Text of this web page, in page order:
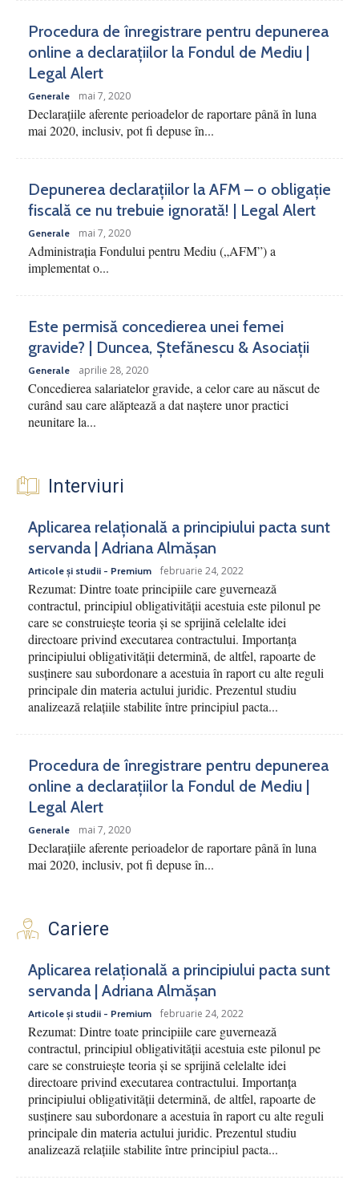
Procedura de înregistrare pentru depunerea
online a declarațiilor la Fondul de Mediu |
Legal Alert
Generale mai 7, 2020
Declarațiile aferente perioadelor de raportare până în luna
mai 2020, inclusiv, pot fi depuse în...
Depunerea declarațiilor la AFM – o obligație
fiscală ce nu trebuie ignorată! | Legal Alert
Generale mai 7, 2020
Administrația Fondului pentru Mediu („AFM”) a
implementat o...
Este permisă concedierea unei femei
gravide? | Duncea, Ștefănescu & Asociații
Generale aprilie 28, 2020
Concedierea salariatelor gravide, a celor care au născut de
curând sau care alăptează a dat naștere unor practici
neunitare la...
Interviuri
Aplicarea relațională a principiului pacta sunt
servanda | Adriana Almășan
Articole și studii - Premium februarie 24, 2022
Rezumat: Dintre toate principiile care guvernează
contractul, principiul obligativității acestuia este pilonul pe
care se construiește teoria și se sprijină celelalte idei
directoare privind executarea contractului. Importanța
principiului obligativității determină, de altfel, rapoarte de
susținere sau subordonare a acestuia în raport cu alte reguli
principale din materia actului juridic. Prezentul studiu
analizează relațiile stabilite între principiul pacta...
Procedura de înregistrare pentru depunerea
online a declarațiilor la Fondul de Mediu |
Legal Alert
Generale mai 7, 2020
Declarațiile aferente perioadelor de raportare până în luna
mai 2020, inclusiv, pot fi depuse în...
Cariere
Aplicarea relațională a principiului pacta sunt
servanda | Adriana Almășan
Articole și studii - Premium februarie 24, 2022
Rezumat: Dintre toate principiile care guvernează
contractul, principiul obligativității acestuia este pilonul pe
care se construiește teoria și se sprijină celelalte idei
directoare privind executarea contractului. Importanța
principiului obligativității determină, de altfel, rapoarte de
susținere sau subordonare a acestuia în raport cu alte reguli
principale din materia actului juridic. Prezentul studiu
analizează relațiile stabilite între principiul pacta...